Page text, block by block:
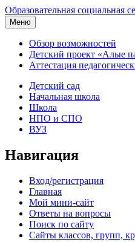
Образовательная социальная
Меню
Обзор возможностей
Детский проект «Алые
Аттестация
Детский сад
Начальная школа
Школа
НПО и СПО
ВУЗ
Навигация
Вход/регистрация
Главная
Мой мини-сайт
Ответы на вопросы
Поиск по сайту
Сайты классов, групп,